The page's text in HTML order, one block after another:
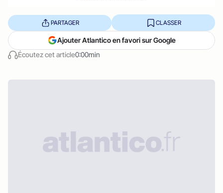
Écoutez cet article0:00min
PARTAGER CLASSER
Ajouter Atlantico en favori sur Google